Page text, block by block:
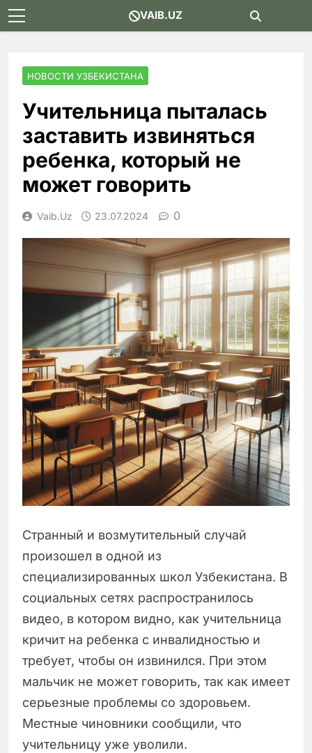
Skip
to
VAIB.UZ
НОВОСТИ УЗБЕКИСТАНА
Учительница пыталась
заставить извиняться
ребенка, который не
может говорить
Vaib.uz 23.07.2024 0
Странный и возмутительный случай
произошел в одной из
специализированных школ Узбекистана. В
социальных сетях распространилось
видео, в котором видно, как учительница
кричит на ребенка с инвалидностью и
требует, чтобы он извинился. При этом
мальчик не может говорить, так как имеет
серьезные проблемы со здоровьем.
Местные чиновники сообщили, что
учительницу уже уволили.